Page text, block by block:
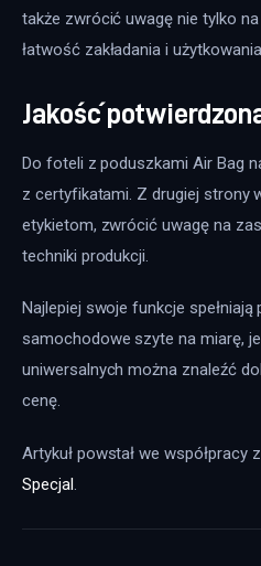
także zwrócić uwagę nie tylko
łatwość zakładania i
Jakość
Do foteli z poduszkami Air Bag
z certyfikatami. Z drugiej strony
etykietom, zwrócić uwagę na
techniki produkcji.
Najlepiej swoje funkcje
samochodowe szyte na miarę,
uniwersalnych można znaleźć
cenę.
Artykuł powstał we
Specjal.